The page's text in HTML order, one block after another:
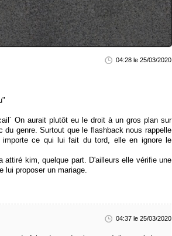
04:28 le 25/03/2020
On aurait plutôt eu le droit à un gros plan sur
genre. Surtout que le flashback nous rappelle
importe ce qui lui fait du tord, elle en ignore le
kim, quelque part. D'ailleurs elle vérifie une
lui proposer un mariage.
04:37 le 25/03/2020